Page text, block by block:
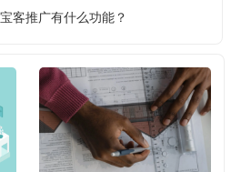
客推广有什么功能？